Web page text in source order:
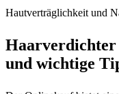
Hautverträglichkeit und
Haarverdichter
und wichtige